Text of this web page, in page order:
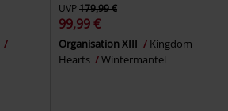
UVP179,99 €
99,99 €
Organisation XIII
Kingdom
Hearts
Wintermantel